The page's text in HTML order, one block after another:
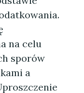
na celu
sporów
a